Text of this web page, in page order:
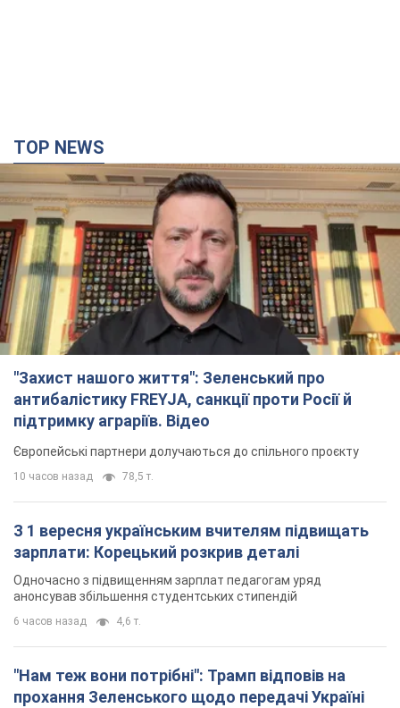
TOP NEWS
"Захист нашого життя": Зеленський про
антибалістику FREYJA, санкції проти Росії й
підтримку аграріїв. Відео
Європейські партнери долучаються до спільного проєкту
10 часов назад 78,5 т.
З 1 вересня українським вчителям підвищать
зарплати: Корецький розкрив деталі
Одночасно з підвищенням зарплат педагогам уряд
анонсував збільшення студентських стипендій
6 часов назад 4,6 т.
"Нам теж вони потрібні": Трамп відповів на
прохання Зеленського щодо передачі Україні